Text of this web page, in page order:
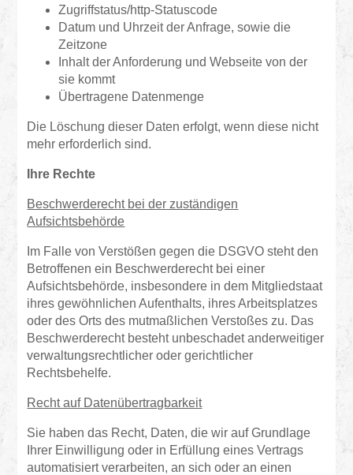
Zugriffstatus/http-Statuscode
Datum und Uhrzeit der Anfrage, sowie die
Zeitzone
Inhalt der Anforderung und Webseite von der
sie kommt
Übertragene Datenmenge
Die Löschung dieser Daten erfolgt, wenn diese nicht
mehr erforderlich sind.
Ihre Rechte
Beschwerderecht bei der zuständigen
Aufsichtsbehörde
Im Falle von Verstößen gegen die DSGVO steht den
Betroffenen ein Beschwerderecht bei einer
Aufsichtsbehörde, insbesondere in dem Mitgliedstaat
ihres gewöhnlichen Aufenthalts, ihres Arbeitsplatzes
oder des Orts des mutmaßlichen Verstoßes zu. Das
Beschwerderecht besteht unbeschadet anderweitiger
verwaltungsrechtlicher oder gerichtlicher
Rechtsbehelfe.
Recht auf Datenübertragbarkeit
Sie haben das Recht, Daten, die wir auf Grundlage
Ihrer Einwilligung oder in Erfüllung eines Vertrags
automatisiert verarbeiten, an sich oder an einen